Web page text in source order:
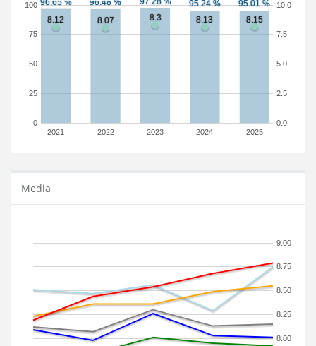
2021 2022 2023 2024 2025
0
25
50
75
100
0.0
2.5
5.0
7.5
10.0
Media
8.00
8.25
8.50
8.75
9.00